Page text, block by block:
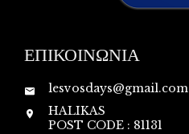
ΕΠΙΚΟΙΝΩΝΙΑ
lesvosdays@gmail.com
HALIKAS
POST CODE : 81131